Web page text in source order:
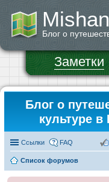
Блог о
Заметки
Блог о
культуре в
Ссылки FAQ
Список форумов